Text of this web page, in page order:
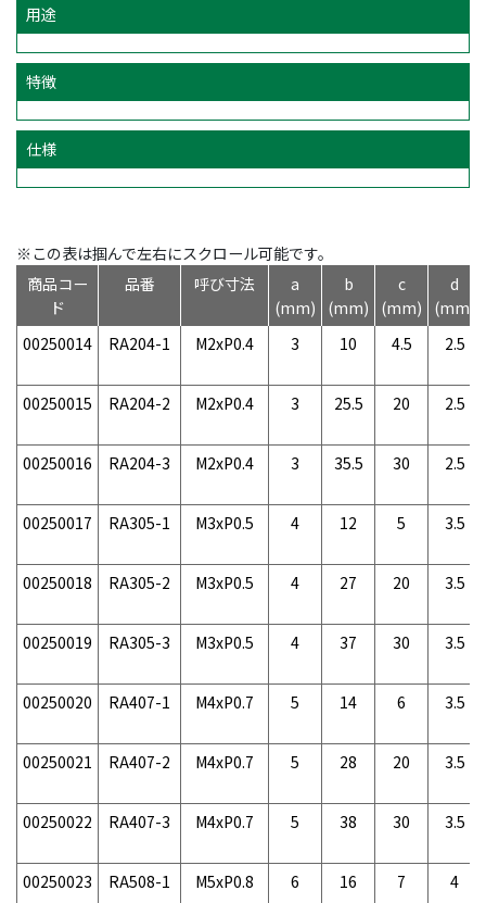
用途
特徴
仕様
※この表は掴んで左右にスクロール可能です。
商品コー
ド
品番 呼び寸法
a
(mm)
b
(mm)
c
(mm)
d
(mm)
00250014
RA204-1 M2xP0.4 3 10 4.5 2.5
00250015 RA204-2 M2xP0.4 3 25.5 20 2.5
00250016 RA204-3 M2xP0.4 3 35.5 30 2.5
00250017 RA305-1 M3xP0.5 4 12 5 3.5
00250018 RA305-2 M3xP0.5 4 27 20 3.5
00250019 RA305-3 M3xP0.5 4 37 30 3.5
00250020 RA407-1 M4xP0.7 5 14 6 3.5
00250021 RA407-2 M4xP0.7 5 28 20 3.5
00250022 RA407-3 M4xP0.7 5 38 30 3.5
00250023 RA508-1 M5xP0.8 6 16 7 4